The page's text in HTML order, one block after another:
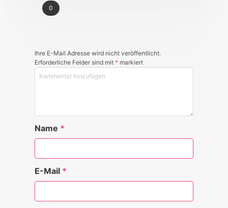
0
Ihre E-Mail Adresse wird nicht veröffentlicht.
Erforderliche Felder sind mit * markiert
Name *
E-Mail *